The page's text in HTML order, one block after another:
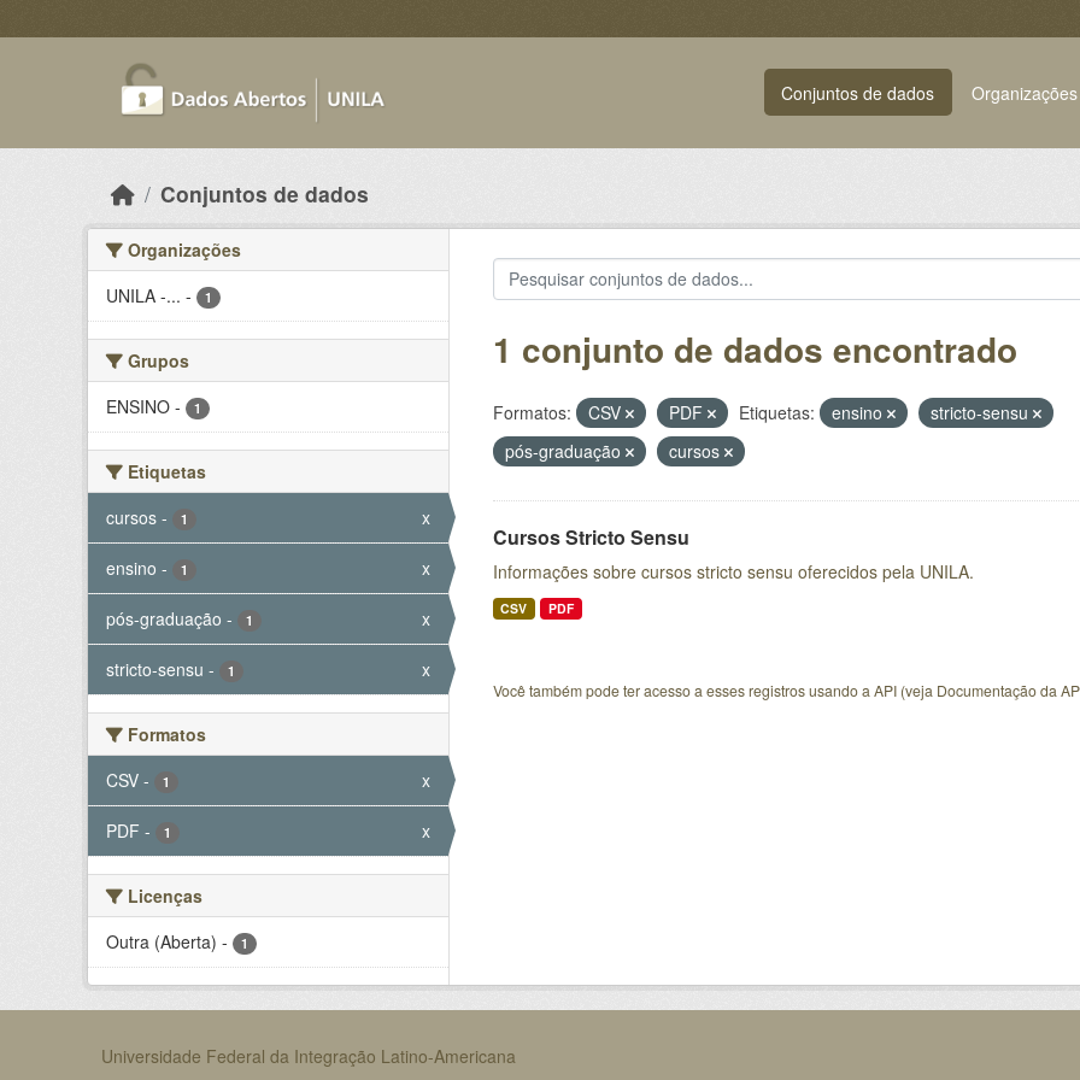
Conjuntos de dados Organizações
Conjuntos de dados
Organizações
UNILA -... - 1
Grupos
ENSINO - 1
Etiquetas
cursos - 1 x
ensino - 1 x
pós-graduação - 1 x
stricto-sensu - 1 x
Formatos
CSV - 1 x
PDF - 1 x
Licenças
Outra (Aberta) - 1
1 conjunto de dados encontrado
Formatos: CSV PDF Etiquetas: ensino
stricto-sensu
pós-graduação
cursos
Cursos Stricto Sensu
Informações sobre cursos stricto sensu oferecidos pela UNILA.
CSV PDF
Você também pode ter acesso a esses registros usando a API(veja Documentação da
Universidade Federal da Integração Latino-Americana